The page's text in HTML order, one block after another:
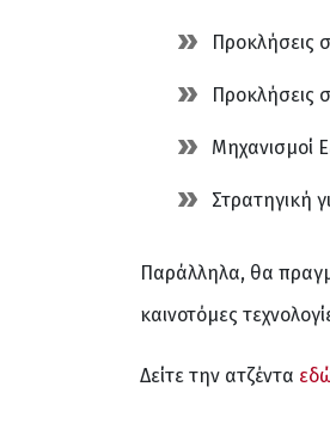
Προκλήσεις
Προκλήσεις
Μηχανισμοί
Στρατηγική
Παράλληλα, θα
καινοτόμες
Δείτε την ατζέντα